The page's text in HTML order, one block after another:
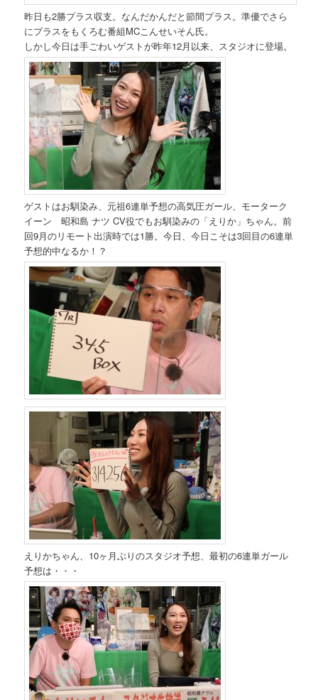
昨日も2勝プラス収支。なんだかんだと節間プラス。準優でさら
にプラスをもくろむ番組MCこんせいそん氏。
しかし今日は手ごわいゲストが昨年12月以来、スタジオに登場。
ゲストはお馴染み、元祖6連単予想の高気圧ガール、モーターク
イーン 昭和島 ナツ CV役でもお馴染みの「えりか」ちゃん。前
回9月のリモート出演時では1勝。今日、今日こそは3回目の6連単
予想的中なるか！？
えりかちゃん、10ヶ月ぶりのスタジオ予想、最初の6連単ガール
予想は・・・